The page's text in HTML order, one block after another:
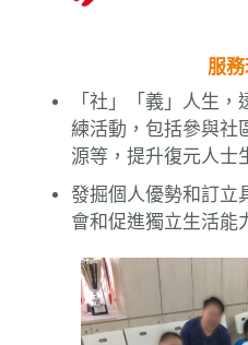
服
「社」「義」人生，
練活動，包括參與社
源等，提升復元人士
發掘個人優勢和訂立
會和促進獨立生活能